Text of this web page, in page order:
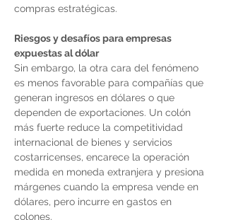
compras estratégicas.
Riesgos y desafíos para empresas
expuestas al dólar
Sin embargo, la otra cara del fenómeno
es menos favorable para compañías que
generan ingresos en dólares o que
dependen de exportaciones. Un colón
más fuerte reduce la competitividad
internacional de bienes y servicios
costarricenses, encarece la operación
medida en moneda extranjera y presiona
márgenes cuando la empresa vende en
dólares, pero incurre en gastos en
colones.